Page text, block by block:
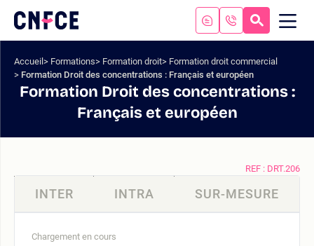
contenu
menu
Aller
Logo
site
Accueil Formations Formation droit
Formation droit commercial
Formation Droit des concentrations : Français et européen
Formation Droit des concentrations :
Français et européen
REF : DRT.206
INTER INTRA SUR-MESURE